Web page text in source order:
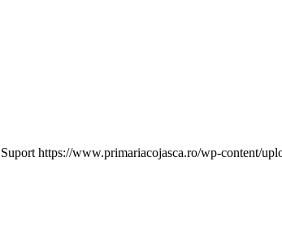
https://www.primariacojasca.ro/wp-content/